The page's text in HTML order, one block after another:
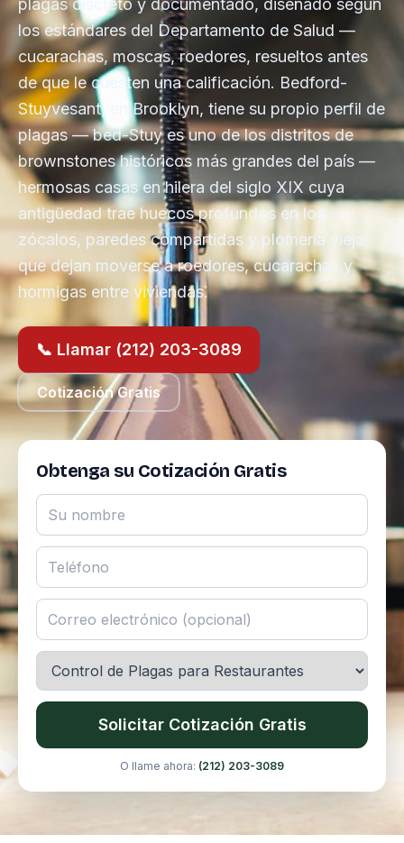
plagas discreto y documentado, diseñado según
los estándares del Departamento de Salud —
cucarachas, moscas, roedores, resueltos antes
de que le cuesten una calificación. Bedford-
Stuyvesant, en Brooklyn, tiene su propio perfil de
plagas — bed-Stuy es uno de los distritos de
brownstones históricos más grandes del país —
hermosas casas en hilera del siglo XIX cuya
antigüedad trae huecos profundos en los
zócalos, paredes compartidas y plomería vieja
que dejan moverse a roedores, cucarachas y
hormigas entre viviendas.
📞 Llamar (212) 203-3089
Cotización Gratis
Obtenga su Cotización Gratis
Solicitar Cotización Gratis
O llame ahora: (212) 203-3089